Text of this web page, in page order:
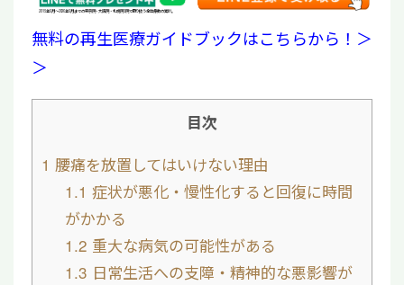
2019年6月〜2026年6月までの東京院・大阪院・札幌院3院で取り扱う全治療数の累計。
無料の再生医療ガイドブックはこちらから！＞
＞
目次
1 腰痛を放置してはいけない理由
1.1 症状が悪化・慢性化すると回復に時間
がかかる
1.2 重大な病気の可能性がある
1.3 日常生活への支障・精神的な悪影響が